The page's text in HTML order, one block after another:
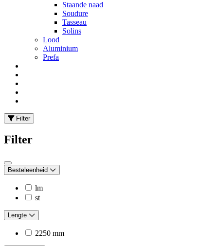
Staande naad
Soudure
Tasseau
Solins
Lood
Aluminium
Prefa
Filter
Filter
Besteleenheid
lm
st
Lengte
2250 mm